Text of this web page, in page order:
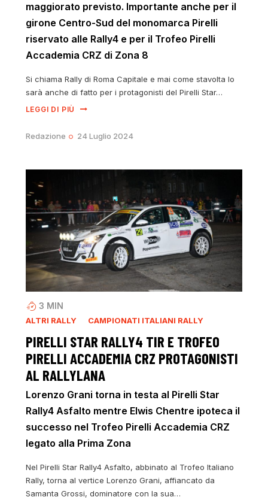
maggiorato previsto. Importante anche per il
girone Centro-Sud del monomarca Pirelli
riservato alle Rally4 e per il Trofeo Pirelli
Accademia CRZ di Zona 8
Si chiama Rally di Roma Capitale e mai come stavolta lo
sarà anche di fatto per i protagonisti del Pirelli Star…
LEGGI DI PIÙ
Redazione 24 Luglio 2024
3 MIN
ALTRI RALLY CAMPIONATI ITALIANI RALLY
PIRELLI STAR RALLY4 TIR E TROFEO
PIRELLI ACCADEMIA CRZ PROTAGONISTI
AL RALLYLANA
Lorenzo Grani torna in testa al Pirelli Star
Rally4 Asfalto mentre Elwis Chentre ipoteca il
successo nel Trofeo Pirelli Accademia CRZ
legato alla Prima Zona
Nel Pirelli Star Rally4 Asfalto, abbinato al Trofeo Italiano
Rally, torna al vertice Lorenzo Grani, affiancato da
Samanta Grossi, dominatore con la sua…